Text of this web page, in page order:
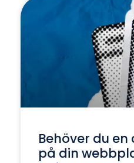
Behöver du
på din